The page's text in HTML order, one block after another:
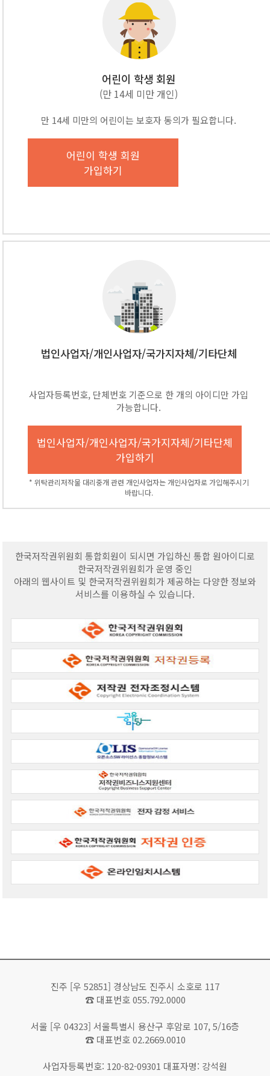
어린이 학생 회원
(만 14세 미만 개인)
만 14세 미만의 어린이는 보호자 동의가 필요합니다.
어린이 학생 회원
가입하기
법인사업자/개인사업자/국가지자체/기타단체
사업자등록번호, 단체번호 기준으로 한 개의 아이디만 가입
가능합니다.
법인사업자/개인사업자/국가지자체/기타단체
가입하기
* 위탁관리저작물 대리중개 관련 개인사업자는 개인사업자로 가입해주시기
바랍니다.
한국저작권위원회 통합회원이 되시면 가입하신 통합 원아이디로
한국저작권위원회가 운영 중인
아래의 웹사이트 및 한국저작권위원회가 제공하는 다양한 정보와
서비스를 이용하실 수 있습니다.
진주 [우 52851] 경상남도 진주시 소호로 117
☎ 대표번호 055.792.0000
서울 [우 04323] 서울특별시 용산구 후암로 107, 5/16층
☎ 대표번호 02.2669.0010
사업자등록번호: 120-82-09301 대표자명: 강석원